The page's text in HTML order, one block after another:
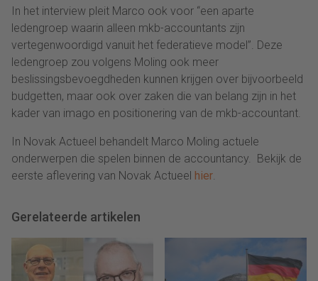
In het interview pleit Marco ook voor “een aparte
ledengroep waarin alleen mkb-accountants zijn
vertegenwoordigd vanuit het federatieve model”. Deze
ledengroep zou volgens Moling ook meer
beslissingsbevoegdheden kunnen krijgen over bijvoorbeeld
budgetten, maar ook over zaken die van belang zijn in het
kader van imago en positionering van de mkb-accountant.
In Novak Actueel behandelt Marco Moling actuele
onderwerpen die spelen binnen de accountancy. Bekijk de
eerste aflevering van Novak Actueel hier
Gerelateerde artikelen